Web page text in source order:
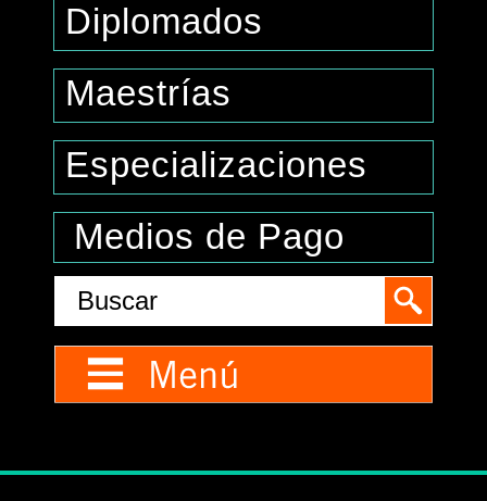
Diplomados
Maestrías
Especializaciones
Medios de Pago